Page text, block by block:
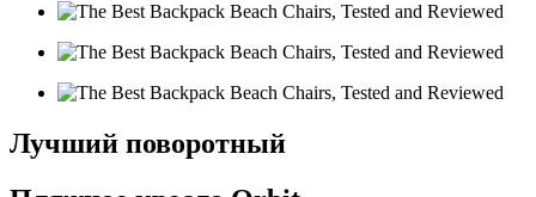
Лучший поворотный